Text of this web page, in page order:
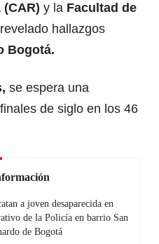
y la Facultad de
hallazgos
Bogotá.
se espera una
de siglo en los 46
a joven desaparecida en
de la Policía en barrio San
de Bogotá